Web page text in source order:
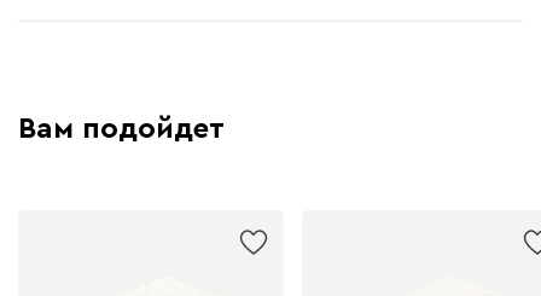
Вам подойдет